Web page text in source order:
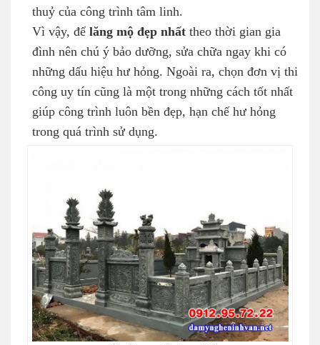
thuỷ của công trình tâm linh.
Vì vậy, để lăng mộ đẹp nhất theo thời gian gia
đình nên chú ý bảo dưỡng, sửa chữa ngay khi có
những dấu hiệu hư hỏng. Ngoài ra, chọn đơn vị thi
công uy tín cũng là một trong những cách tốt nhất
giúp công trình luôn bền đẹp, hạn chế hư hỏng
trong quá trình sử dụng.